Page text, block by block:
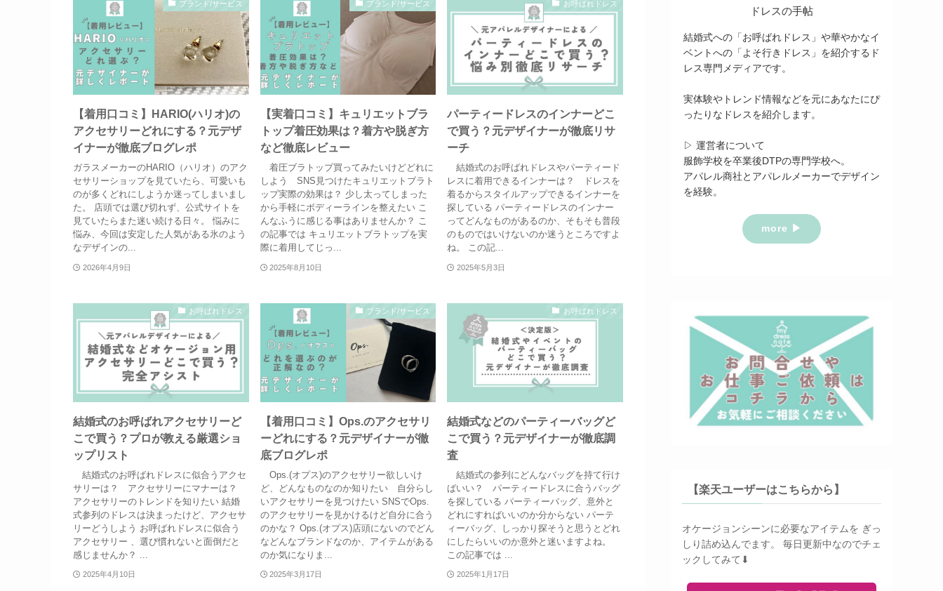
ブランド/サービス
【着用口コミ】HARIO(ハリオ)の
アクセサリーどれにする？元デザ
イナーが徹底ブログレポ
ガラスメーカーのHARIO（ハリオ）のアク
セサリーショップを見ていたら、可愛いも
のが多くどれにしようか迷ってしまいまし
た。 店頭では選び切れず、公式サイトを
見ていたらまた迷い続ける日々。 悩みに
悩み、今回は安定した人気がある氷のよう
なデザインの...
2026年4月9日
ブランド/サービス
【実着口コミ】キュリエットブラ
トップ着圧効果は？着方や脱ぎ方
など徹底レビュー
着圧ブラトップ買ってみたいけどどれに
しよう SNS見つけたキュリエットブラト
ップ実際の効果は？ 少し太ってしまった
から手軽にボディーラインを整えたい こ
んなふうに感じる事はありませんか？ こ
の記事では キュリエットブラトップを実
際に着用してじっ...
2025年8月10日
お呼ばれドレス
パーティードレスのインナーどこ
で買う？元デザイナーが徹底リサ
ーチ
結婚式のお呼ばれドレスやパーティード
レスに着用できるインナーは？ ドレスを
着るからスタイルアップできるインナーを
探している パーティードレスのインナー
ってどんなものがあるのか、そもそも普段
のものではいけないのか迷うところですよ
ね。 この記...
2025年5月3日
お呼ばれドレス
結婚式のお呼ばれアクセサリーど
こで買う？プロが教える厳選ショ
ップリスト
結婚式のお呼ばれドレスに似合うアクセ
サリーは？ アクセサリーにマナーは？
アクセサリーのトレンドを知りたい 結婚
式参列のドレスは決まったけど、アクセサ
リーどうしよう お呼ばれドレスに似合う
アクセサリー 、選び慣れないと面倒だと
感じませんか？ ...
2025年4月10日
ブランド/サービス
【着用口コミ】Ops.のアクセサリ
ーどれにする？元デザイナーが徹
底ブログレポ
Ops.(オプス)のアクセサリー欲しいけ
ど、どんなものなのか知りたい 自分らし
いアクセサリーを見つけたい SNSでOps.
のアクセサリーを見かけるけど自分に合う
のかな？ Ops.(オプス)店頭にないのでどん
などんなブランドなのか、アイテムがある
のか気になりま...
2025年3月17日
お呼ばれドレス
結婚式などのパーティーバッグど
こで買う？元デザイナーが徹底調
査
結婚式の参列にどんなバッグを持て行け
ばいい？ パーティードレスに合うバッグ
を探している パーティーバッグ、意外と
どれにすればいいのか分からない パーテ
ィーバッグ、しっかり探そうと思うとどれ
にしたらいいのか意外と迷いますよね。
この記事では ...
2025年1月17日
ドレスの手帖
結婚式への「お呼ばれドレス」や華やかなイ
ベントへの「よそ行きドレス」を紹介するド
レス専門メディアです。
実体験やトレンド情報などを元にあなたにぴ
ったりなドレスを紹介します。
▷ 運営者について
服飾学校を卒業後DTPの専門学校へ。
アパレル商社とアパレルメーカーでデザイン
を経験。
more ▶︎
【楽天ユーザーはこちらから】
オケージョンシーンに必要なアイテムを ぎっ
しり詰め込んでます。 毎日更新中なのでチェ
ックしてみて⬇︎